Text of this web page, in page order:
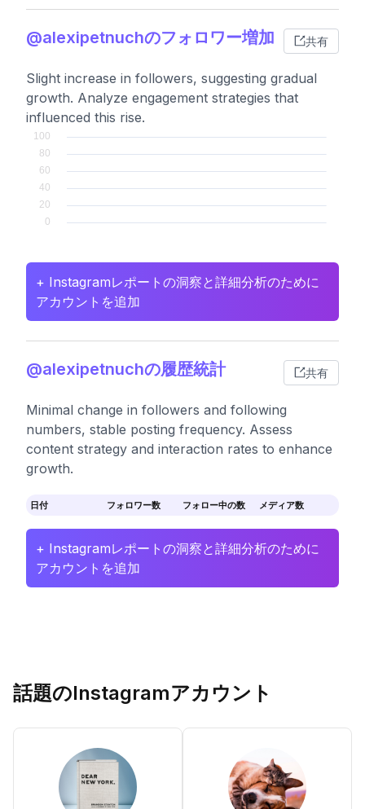
@alexipetnuchのフォロワー増加 共有
Slight increase in followers, suggesting gradual
growth. Analyze engagement strategies that
influenced this rise.
+ Instagramレポートの洞察と詳細分析のために
アカウントを追加
@alexipetnuchの履歴統計 共有
Minimal change in followers and following
numbers, stable posting frequency. Assess
content strategy and interaction rates to enhance
growth.
日付 フォロワー数 フォロー中の数 メディア数
+ Instagramレポートの洞察と詳細分析のために
アカウントを追加
話題のInstagramアカウント